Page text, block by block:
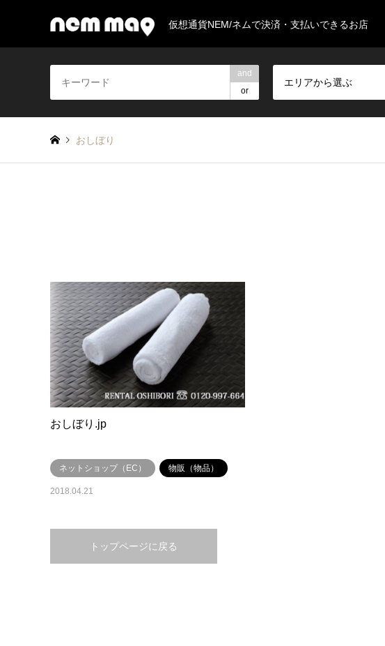
仮想通貨NEM/ネムで決済・支払いできるお店
and
or
エリアから選ぶ
おしぼり
おしぼり.jp
ネットショップ（EC） 物販（物品）
2018.04.21
トップページに戻る